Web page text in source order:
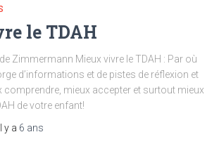
le TDAH
Zimmermann Mieux vivre le TDAH : Par où
d’informations et de pistes de réflexion et
comprendre, mieux accepter et surtout mieux
de votre enfant!
il y a 6 ans